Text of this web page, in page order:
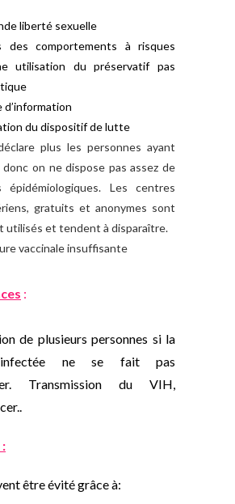
liberté sexuelle
des comportements à risques
utilisation du préservatif pas
d’information
du dispositif de lutte
plus les personnes ayant
donc on ne dispose pas assez de
épidémiologiques. Les centres
gratuits et anonymes sont
utilisés et tendent à disparaître.
vaccinale insuffisante
:
de plusieurs personnes si la
infectée ne se fait pas
Transmission du VIH,
être évité grâce à: